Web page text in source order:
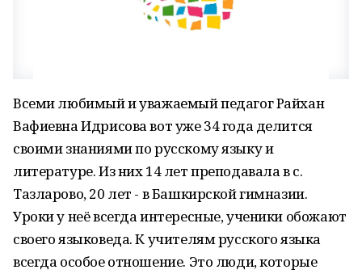
Всеми любимый и уважаемый педагог Райхан
Вафиевна Идрисова вот уже 34 года делится
своими знаниями по русскому языку и
литературе. Из них 14 лет преподавала в с.
Тазларово, 20 лет - в Башкирской гимназии.
Уроки у неё всегда интересные, ученики обожают
своего языковеда. К учителям русского языка
всегда особое отношение. Это люди, которые